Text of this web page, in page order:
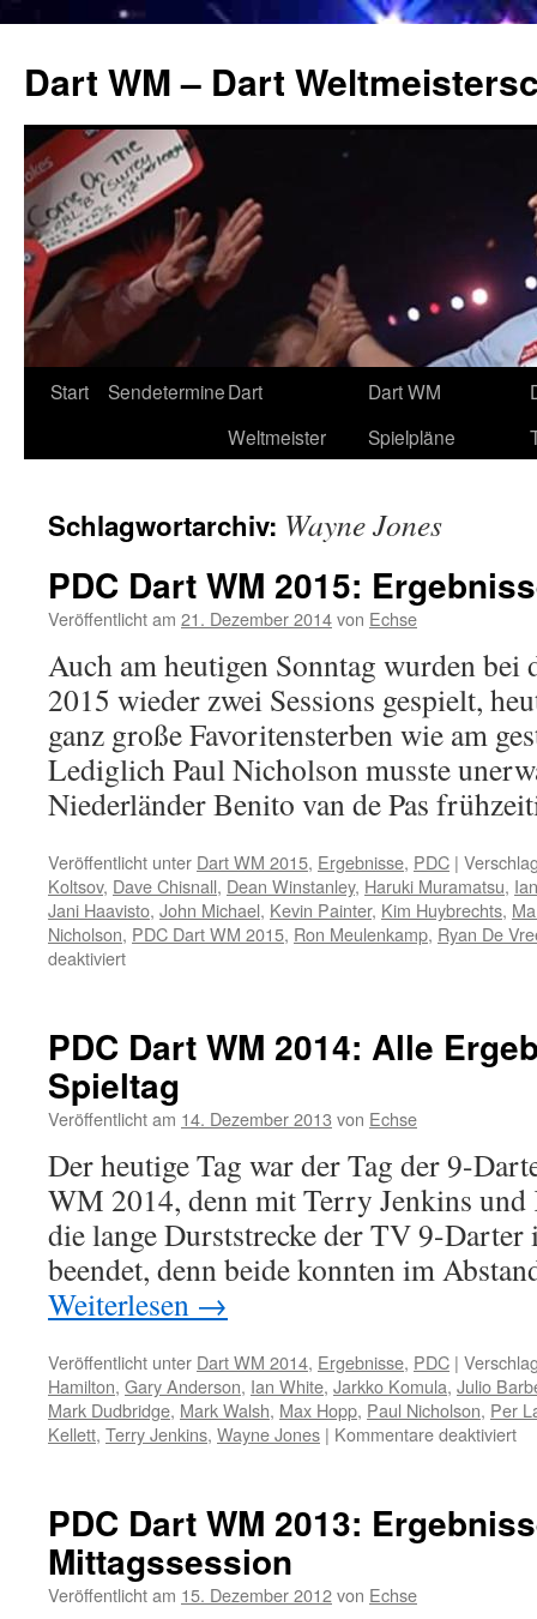
springen
Dart WM – Dart
Start SendetermineDart
Weltmeister
Dart WM
Spielpläne
Schlagwortarchiv: Wayne Jones
PDC Dart WM 2015:
Veröffentlicht am 21. Dezember 2014von Echse
Auch am heutigen Sonntag wurden
2015 wieder zwei Sessions gespielt,
ganz große Favoritensterben wie am
Lediglich Paul Nicholson musste
Niederländer Benito van de Pas
Veröffentlicht unter Dart WM 2015, Ergebnisse, PDC |
Koltsov, Dave Chisnall, Dean Winstanley, Haruki Muramatsu,
Jani Haavisto, John Michael, Kevin Painter, Kim Huybrechts,
Nicholson, PDC Dart WM 2015, Ron Meulenkamp, Ryan De
deaktiviertfür
2015:
Ergebnisse
4.
Spieltag
PDC Dart WM 2014: Alle
Spieltag
Veröffentlicht am 14. Dezember 2013 von Echse
Der heutige Tag war der Tag der 9-
WM 2014, denn mit Terry Jenkins
die lange Durststrecke der TV 9-Darter
beendet, denn beide konnten im
Weiterlesen →
Veröffentlicht unter Dart WM 2014, Ergebnisse, PDC |
Hamilton, Gary Anderson, Ian White, Jarkko Komula, Julio
Mark Dudbridge, Mark Walsh, Max Hopp, Paul Nicholson, Per
Kellett, Terry Jenkins, Wayne Jones | Kommentare deaktiviertfür
PDC Dart WM 2013:
Mittagssession
Veröffentlicht am 15. Dezember 2012von Echse